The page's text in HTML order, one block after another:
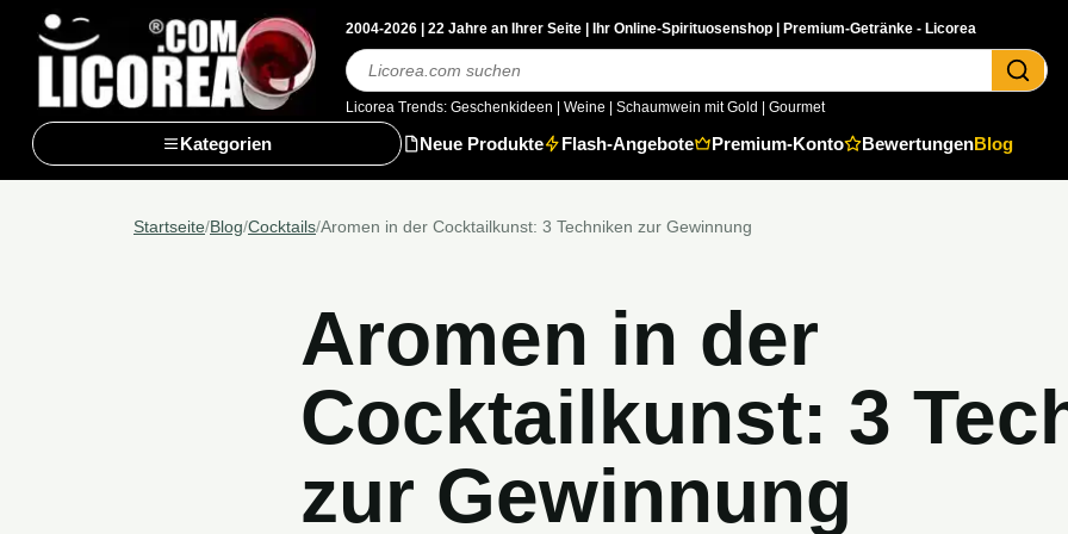
2004-2026 | 22 Jahre an Ihrer Seite | Ihr Online-Spirituosenshop | Premium-Getränke - Licorea
Suchen
Licorea Trends: Geschenkideen Weine Schaumwein mit Gold Gourmet
Kategorien Neue Produkte Flash-Angebote Premium-Konto BewertungenBlog
Startseite/Blog/Cocktails/Aromen in der Cocktailkunst: 3 Techniken zur Gewinnung
Aromen in der
Cocktailkunst: 3
zur Gewinnung